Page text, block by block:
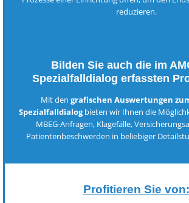
reduzieren.
Bilden Sie auch die im
Spezialfalldialog erfassten
Mit den grafischen Auswertungen
Spezialfalldialogbieten wir Ihnen die
MBEG-Anfragen, Klagefälle,
Patientenbeschwerden in beliebiger
Profitieren Sie von: